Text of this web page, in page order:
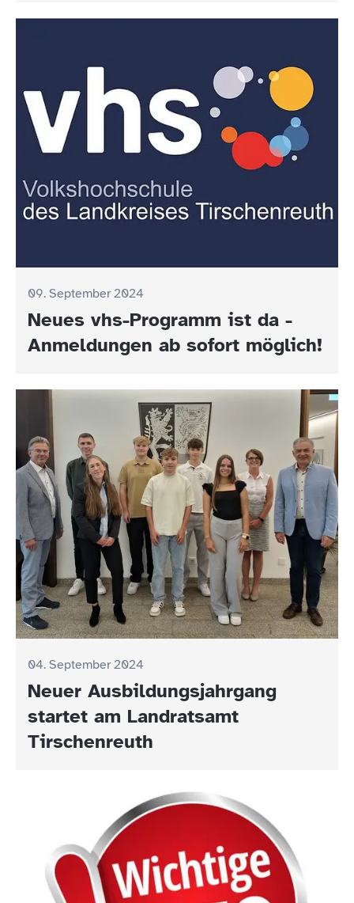
09. September 2024
Neues vhs-Programm ist da -
Anmeldungen ab sofort möglich!
04. September 2024
Neuer Ausbildungsjahrgang
startet am Landratsamt
Tirschenreuth